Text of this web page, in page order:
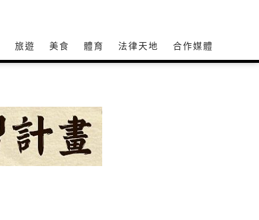
旅遊 美食 體育 法律天地 合作媒體